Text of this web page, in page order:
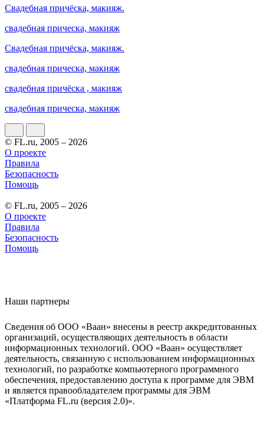
Свадебная причёска, макияж.
свадебная прическа, макияж
Свадебная причёска, макияж.
свадебная прическа, макияж
свадебная причёска , макияж
свадебная прическа, макияж
© FL.ru, 2005 – 2026
О проекте
Правила
Безопасность
Помощь
© FL.ru, 2005 – 2026
О проекте
Правила
Безопасность
Помощь
Наши партнеры
Сведения об ООО «Ваан» внесены в реестр аккредитованных
организаций, осуществляющих деятельность в области
информационных технологий. ООО «Ваан» осуществляет
деятельность, связанную с использованием информационных
технологий, по разработке компьютерного программного
обеспечения, предоставлению доступа к программе для ЭВМ
и является правообладателем программы для ЭВМ
«Платформа FL.ru (версия 2.0)».